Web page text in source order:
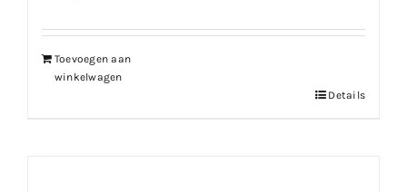
Toevoegen aan
winkelwagen
Details